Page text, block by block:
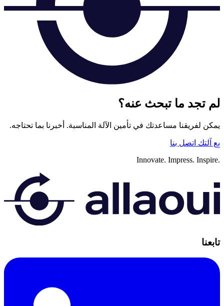
لم تجد ما تبحث عنه؟
يمكن لفريقنا مساعدتك في تأمين الآلة المناسبة. أخبرنا بما تحتاجه.
بِع آلتك اتصل بنا
Innovate. Impress. Inspire.
تابعنا